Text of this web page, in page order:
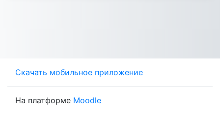
Скачать мобильное приложение
На платформе Moodle